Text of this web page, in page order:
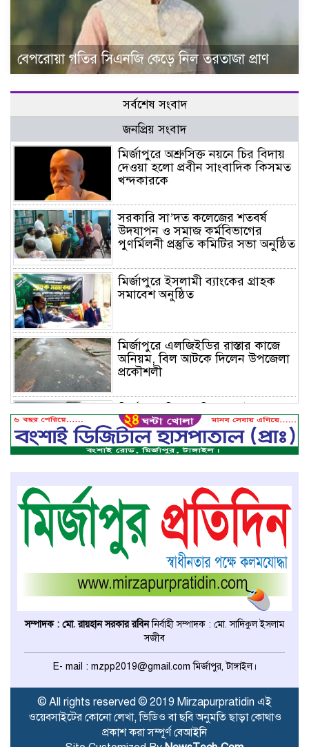
বেপরোয়া গতির সিএনজি কেড়ে নিল তরতাজা প্রাণ
সর্বশেষ সংবাদ
জনপ্রিয় সংবাদ
মির্জাপুরে অশ্রুসিক্ত নয়নে চির বিদায়
দেওয়া হলো প্রবীন সাংবাদিক কিসমত
খন্দকারকে
সরকারি সা’দত কলেজের শতবর্ষ
উদযাপন ও সমাজ কর্মবিভাগের
পুণর্মিলনী প্রস্তুতি কমিটির সভা অনুষ্ঠিত
মির্জাপুরে ইসলামী ব্যাংকের গ্রাহক
সমাবেশ অনুষ্ঠিত
মির্জাপুরে এলজিইডির রাস্তার কাজে
অনিয়ম, বিল আটকে দিলেন উপজেলা
প্রকৌশলী
দুয়ারি জাল ধ্বংস
মির্জাপুরে বহুরিয়া সরকারি প্রাথমিক
বিদ্যালয়ের ম্যানেজিং কমিটি গঠন
মির্জাপুরে ধান ভিজে যাওয়াকে কেন্দ্র
করে ছোট ভাইয়ের হামলায় বড় ভাই
নিহত
ঢাকা মেডিকেল কলেজের মেডিসিন
বিভাগের অধ্যাপকের দায়িত্ব পেলেন
টাঙ্গাইলের ডা. আজিজ
মির্জাপুরে উৎসবমুখর পরিবেশে
অনুষ্ঠিত হলো গণিত অলিম্পিয়াড
সম্পাদক : মো. রায়হান সরকার রবিননির্বাহী সম্পাদক : মো. সাদিকুল ইসলাম
সজীব
E- mail : mzpp2019@gmail.com মির্জাপুর, টাঙ্গাইল।
© All rights reserved © 2019 Mirzapurpratidin এই
ওয়েবসাইটের কোনো লেখা, ভিডিও বা ছবি অনুমতি ছাড়া কোথাও
প্রকাশ করা সম্পূর্ণ বেআইনি